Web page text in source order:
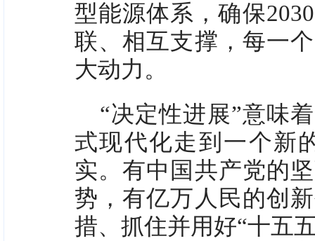
型能源体系，确保
联、相互支撑，每一
大动力。
“决定性进展”意味
式现代化走到一个新
实。有中国共产党的
势，有亿万人民的创
措、抓住并用好“十五